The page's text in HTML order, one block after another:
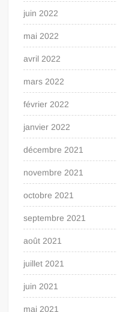
juin 2022
mai 2022
avril 2022
mars 2022
février 2022
janvier 2022
décembre 2021
novembre 2021
octobre 2021
septembre 2021
août 2021
juillet 2021
juin 2021
mai 2021